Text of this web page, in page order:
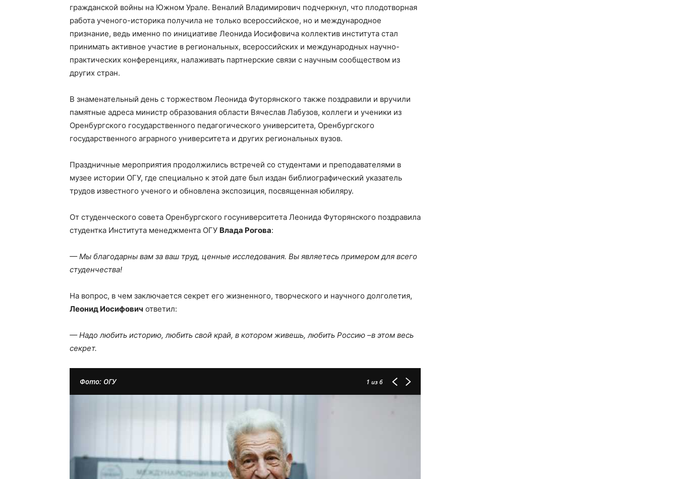
гражданской войны на Южном Урале. Веналий Владимирович подчеркнул, что плодотворная
работа ученого-историка получила не только всероссийское, но и международное
признание, ведь именно по инициативе Леонида Иосифовича коллектив института стал
принимать активное участие в региональных, всероссийских и международных научно-
практических конференциях, налаживать партнерские связи с научным сообществом из
других стран.
В знаменательный день с торжеством Леонида Футорянского также поздравили и вручили
памятные адреса министр образования области Вячеслав Лабузов, коллеги и ученики из
Оренбургского государственного педагогического университета, Оренбургского
государственного аграрного университета и других региональных вузов.
Праздничные мероприятия продолжились встречей со студентами и преподавателями в
музее истории ОГУ, где специально к этой дате был издан библиографический указатель
трудов известного ученого и обновлена экспозиция, посвященная юбиляру.
От студенческого совета Оренбургского госуниверситета Леонида Футорянского поздравила
студентка Института менеджмента ОГУ Влада Рогова:
— Мы благодарны вам за ваш труд, ценные исследования. Вы являетесь примером для всего
студенчества!
На вопрос, в чем заключается секрет его жизненного, творческого и научного долголетия,
Леонид Иосифович ответил:
— Надо любить историю, любить свой край, в котором живешь, любить Россию –в этом весь
секрет.
Фото: ОГУ 1 из 6